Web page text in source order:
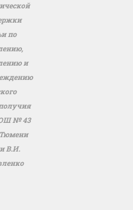
по
и
№ 43
В.И.